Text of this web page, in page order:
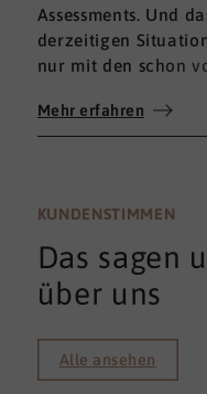
Assessments. Und
derzeitigen
nur mit den schon
umfassenden 360°-
Mehr erfahren
KUNDENSTIMMEN
Das sagen
über uns
Alle ansehen